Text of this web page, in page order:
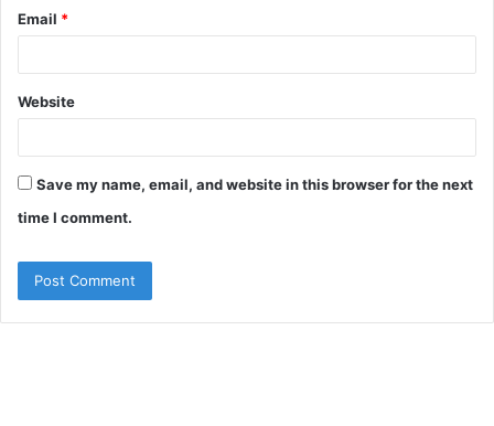
Email *
Website
Save my name, email, and website in this browser for the next
time I comment.